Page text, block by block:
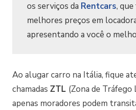
os serviços da Rentcars, que
melhores preços em
apresentando a você o
Ao alugar carro na Itália, fique
chamadas ZTL (Zona de Tráfego
apenas moradores podem